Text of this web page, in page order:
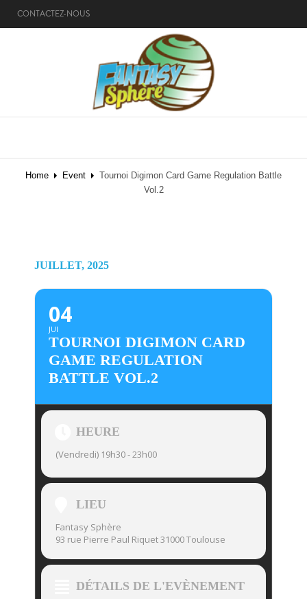
CONTACTEZ-NOUS
Home Event
Tournoi Digimon Card Game Regulation Battle
Vol.2
JUILLET, 2025
04
JUI
TOURNOI DIGIMON CARD
GAME REGULATION
BATTLE VOL.2
HEURE
(Vendredi) 19h30 - 23h00
LIEU
Fantasy Sphère
93 rue Pierre Paul Riquet 31000 Toulouse
DÉTAILS DE L'EVÈNEMENT